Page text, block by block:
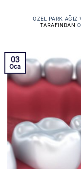
ÖZEL PARK AĞIZ
TARAFINDAN
03
Oca